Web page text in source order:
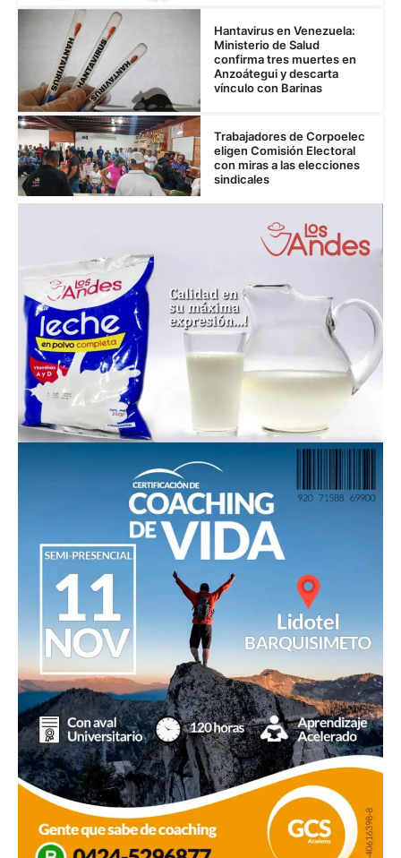
Hantavirus en Venezuela:
Ministerio de Salud
confirma tres muertes en
Anzoátegui y descarta
vínculo con Barinas
Trabajadores de Corpoelec
eligen Comisión Electoral
con miras a las elecciones
sindicales